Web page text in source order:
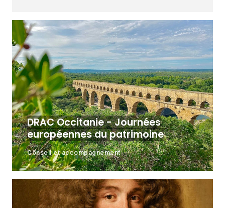
DRAC Occitanie - Journées
européennes du patrimoine
Conseil et accompagnement